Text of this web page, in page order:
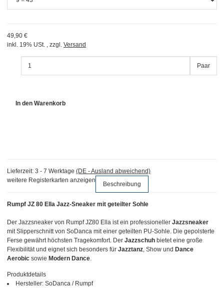
49,90 €
inkl. 19% USt. , zzgl. Versand
Paar
In den Warenkorb
Lieferzeit: 3 - 7 Werktage (DE - Ausland abweichend)
weitere Registerkarten anzeigen
Beschreibung
Rumpf JZ 80 Ella Jazz-Sneaker mit geteilter Sohle
Der Jazzsneaker von Rumpf JZ80 Ella ist ein professioneller Jazzsneaker
mit Slipperschnitt von SoDanca mit einer geteilten PU-Sohle. Die gepolsterte
Ferse gewährt höchsten Tragekomfort. Der Jazzschuh bietet eine große
Flexibilität und eignet sich besonders für Jazztanz, Show und Dance
Aerobic sowie Modern Dance.
Produktdetails
Hersteller: SoDanca / Rumpf